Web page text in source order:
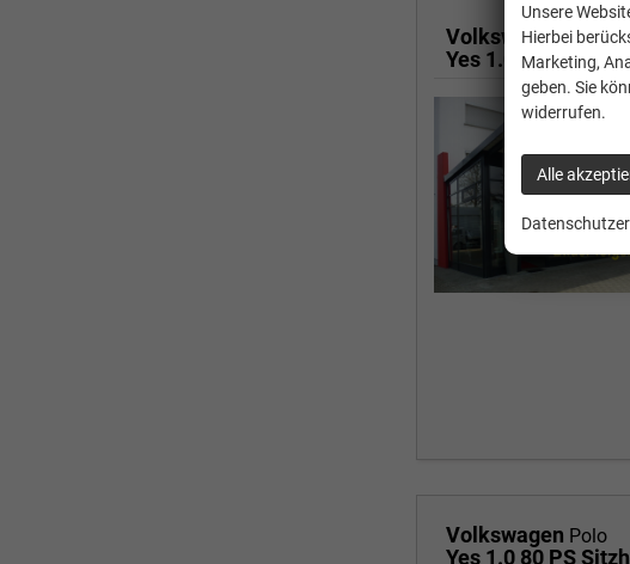
Volkswagen Polo
Volkswagen Polo
Unsere
Hierbei
Marketing,
geben. Sie
widerrufen.
Alle